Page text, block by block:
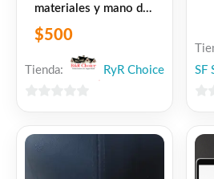
materiales y mano de
$500
Tienda: RyR Choice
5
SF
5